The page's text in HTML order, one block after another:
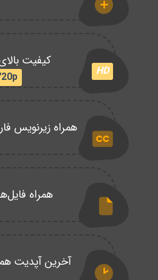
HD
کیفیت
720p
همراه زیرنویس
همراه
آخرین آپدیت